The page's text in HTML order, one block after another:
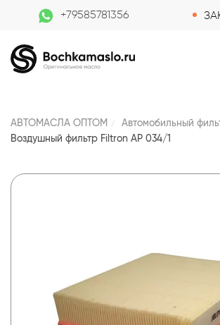
+79585781356
АВТОМАСЛА ОПТОМ
Автомобильный
Воздушный фильтр Filtron AP 034/1